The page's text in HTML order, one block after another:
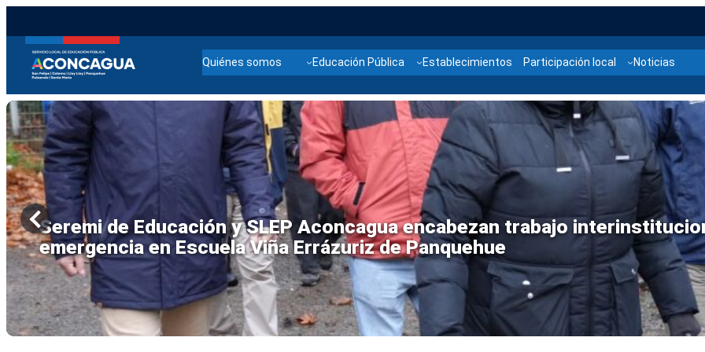
Quiénes somos Educación Pública Establecimientos Participación local Noticias
SLEP Aconcagua mantiene despliegue territorial para abordar
un retorno seguro a clases